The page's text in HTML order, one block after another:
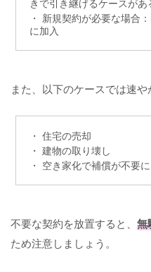
・ 新規契約が必要な場合
に加入
また、以下のケースでは速や
・ 住宅の売却
・ 建物の取り壊し
・ 空き家化で補償が不要
不要な契約を放置すると、 無
ため注意しましょう。